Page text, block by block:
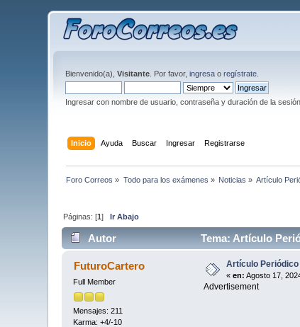
Bienvenido(a),Visitante . Por favor,ingresa oregístrate
Ingresar con nombre de usuario, contraseña y duración de la sesión
Inicio Ayuda Buscar Ingresar Registrarse
Foro Correos » Todo para los exámenes » Noticias » Artículo
Páginas: [1]Ir Abajo
Autor Tema: Artículo
FuturoCartero
Full Member
Mensajes: 211
Karma: +4/-10
Artículo Periódico
«en: Agosto 17,
Advertisement